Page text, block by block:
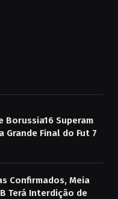
Borussia16 Superam
Grande Final do Fut 7
Confirmados, Meia
Terá Interdição de